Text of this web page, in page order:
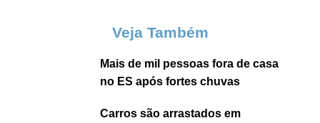
Veja Também
Mais de mil pessoas fora de casa
no ES após fortes chuvas
Carros são arrastados em